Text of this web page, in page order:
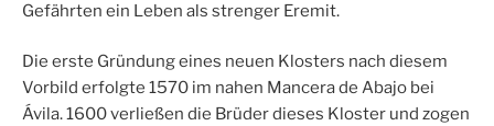
Gefährten ein Leben als strenger Eremit.
Die erste Gründung eines neuen Klosters nach diesem
Vorbild erfolgte 1570 im nahen Mancera de Abajo bei
Ávila. 1600 verließen die Brüder dieses Kloster und zogen